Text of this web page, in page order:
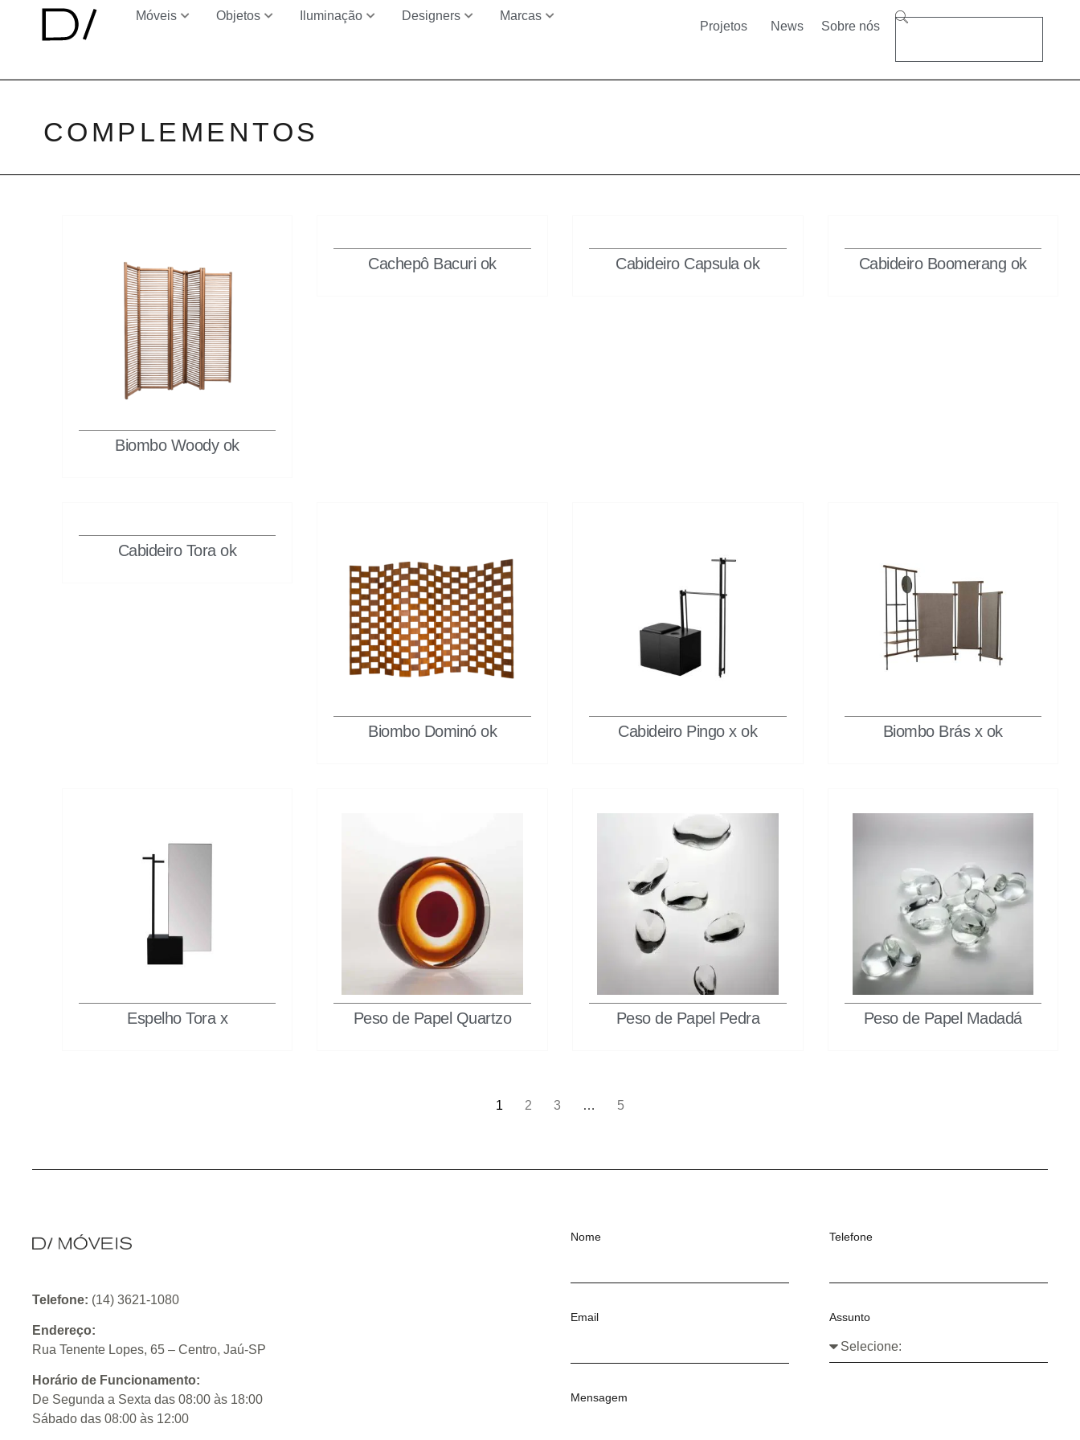
Móveis Objetos Iluminação Designers Marcas
Projetos News Sobre nós
COMPLEMENTOS
Biombo Woody ok
Cachepô Bacuri ok Cabideiro Capsula ok Cabideiro Boomerang ok
Cabideiro Tora ok
Biombo Dominó ok Cabideiro Pingo x ok Biombo Brás x ok
Espelho Tora x Peso de Papel Quartzo Peso de Papel Pedra Peso de Papel Madadá
1 2 3 … 5
Telefone: (14) 3621-1080
Endereço:
Rua Tenente Lopes, 65 – Centro, Jaú-SP
Horário de Funcionamento:
De Segunda a Sexta das 08:00 às 18:00
Sábado das 08:00 às 12:00
Nome Telefone
Email Assunto
Mensagem